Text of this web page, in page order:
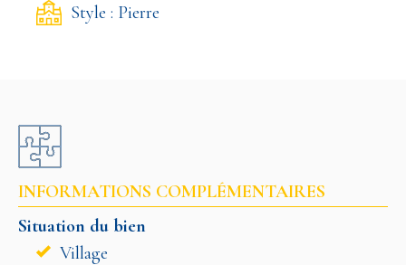
Style : Pierre
INFORMATIONS COMPLÉMENTAIRES
Situation du bien
Village